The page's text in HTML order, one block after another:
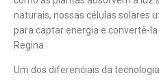
naturais, nossas células solares
para captar energia e convertê-
Regina.
Um dos diferenciais da